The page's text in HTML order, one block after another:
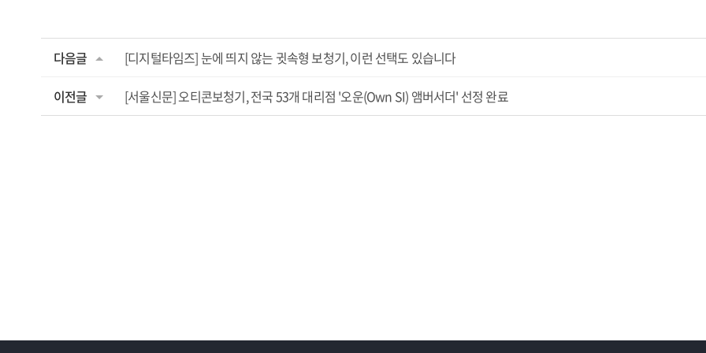
다음글 [디지털타임즈] 눈에 띄지 않는 귓속형 보청기, 이런 선택도 있습니다
이전글 [서울신문] 오티콘보청기, 전국 53개 대리점 '오운(Own SI) 앰버서더' 선정 완료